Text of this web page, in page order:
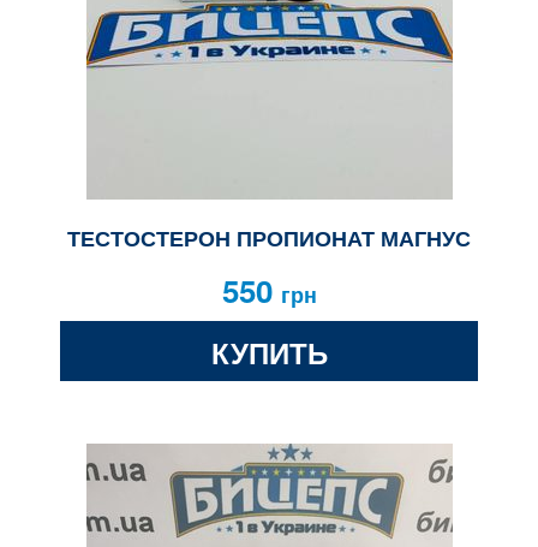
ТЕСТОСТЕРОН ПРОПИОНАТ МАГНУС
550 грн
КУПИТЬ